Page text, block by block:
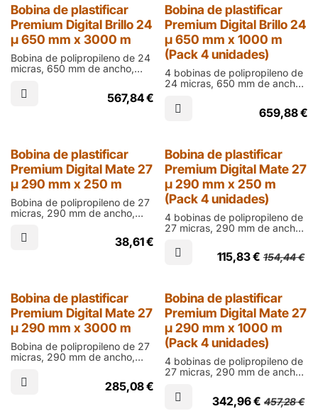
Bobina de plastificar
Premium Digital Brillo 24
µ 650 mm x 3000 m
Bobina de polipropileno de 24
micras, 650 mm de ancho,
mm en acabado brillo para
laminar documentos impresos
567,84€
25% Dto.
Bobina de plastificar
Premium Digital Brillo 24
µ 650 mm x 1000 m
(Pack 4 unidades)
4 bobinas de polipropileno de
24 micras, 650 mm de ancho,
mm en acabado brillo para
laminar documentos impresos
659,88€
Bobina de plastificar
Premium Digital Mate 27
µ 290 mm x 250 m
Bobina de polipropileno de 27
micras, 290 mm de ancho,
mm en acabado mate para
laminar documentos impresos
38,61€
25% Dto.
Bobina de plastificar
Premium Digital Mate 27
µ 290 mm x 250 m
(Pack 4 unidades)
4 bobinas de polipropileno de
27 micras, 290 mm de ancho,
mm en acabado mate para
laminar documentos impresos
115,83€ 154,44€
Bobina de plastificar
Premium Digital Mate 27
µ 290 mm x 3000 m
Bobina de polipropileno de 27
micras, 290 mm de ancho,
mm en acabado mate para
laminar documentos impresos
285,08€
25% Dto.
Bobina de plastificar
Premium Digital Mate 27
µ 290 mm x 1000 m
(Pack 4 unidades)
4 bobinas de polipropileno de
27 micras, 290 mm de ancho,
mm en acabado mate para
laminar documentos impresos
342,96€ 457,28€